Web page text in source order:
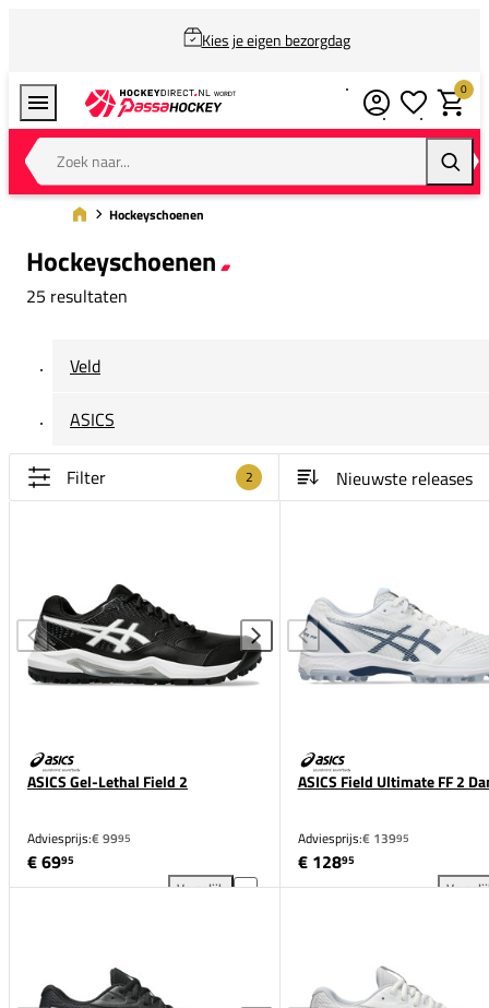
Kies je eigen bezorgdag
Zoek naar...
0
Hockeyschoenen
Hockeyschoenen
25 resultaten
Veld
ASICS
Filter 2
ASICS Gel-Lethal Field 2
Adviesprijs:€ 9995
€ 6995
Vergelijk
ASICS Field Ultimate FF 2
Adviesprijs:€ 13995
€ 12895